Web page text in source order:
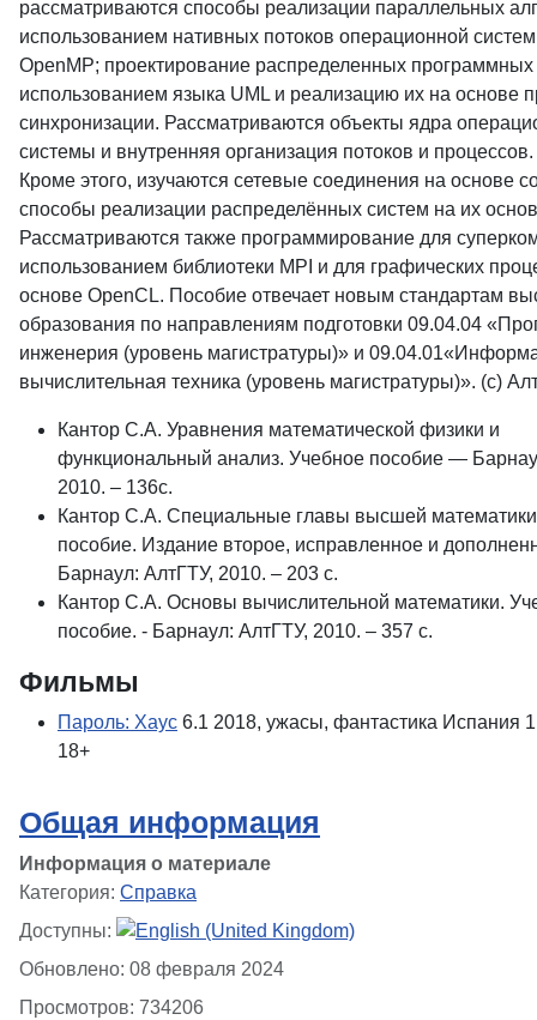
рассматриваются способы реализации параллельных
использованием нативных потоков операционной
OpenMP; проектирование распределенных программных
использованием языка UML и реализацию их на основе
синхронизации. Рассматриваются объекты ядра
системы и внутренняя организация потоков и процессов.
Кроме этого, изучаются сетевые соединения на основе
способы реализации распределённых систем на их
Рассматриваются также программирование для
использованием библиотеки MPI и для графических
основе OpenCL. Пособие отвечает новым стандартам
образования по направлениям подготовки 09.04.04
инженерия (уровень магистратуры)» и
вычислительная техника (уровень магистратуры)». (с)
Кантор С.А. Уравнения математической физики и
функциональный анализ. Учебное пособие —
2010. – 136c.
Кантор С.А. Специальные главы высшей
пособие. Издание второе, исправленное и
Барнаул: АлтГТУ, 2010. – 203 c.
Кантор С.А. Основы вычислительной математики.
пособие. - Барнаул: АлтГТУ, 2010. – 357 c.
Фильмы
Пароль: Хаус 6.1 2018, ужасы, фантастика Испания
18+
Общая информация
Информация о материале
Категория: Справка
Доступны:
Обновлено: 08 февраля 2024
Просмотров: 734206